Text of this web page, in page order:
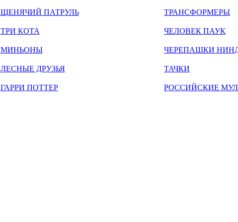
ЩЕНЯЧИЙ ПАТРУЛЬ
ТРИ КОТА
МИНЬОНЫ
ЛЕСНЫЕ ДРУЗЬЯ
ГАРРИ ПОТТЕР
ТРАНСФОРМЕРЫ
ЧЕЛОВЕК ПАУК
ЧЕРЕПАШКИ
ТАЧКИ
РОССИЙСКИЕ